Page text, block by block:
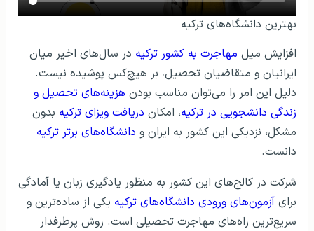
بهترین دانشگاه‌های ترکیه
افزایش میل مهاجرت به کشور ترکیه در سال‌های اخیر میان
ایرانیان و متقاضیان تحصیل، بر هیچ‌کس پوشیده نیست.
دلیل این امر را می‌توان مناسب بودن هزینه‌های تحصیل و
زندگی دانشجویی در ترکیه، امکان دریافت ویزای ترکیه بدون
مشکل، نزدیکی این کشور به ایران و دانشگاه‌های برتر ترکیه
دانست.
شرکت در کالج‌های این کشور به منظور یادگیری زبان یا آمادگی
برای آزمون‌های ورودی دانشگاه‌های ترکیه یکی از ساده‌ترین و
سریع‌ترین راه‌های مهاجرت تحصیلی است. روش پرطرفدار